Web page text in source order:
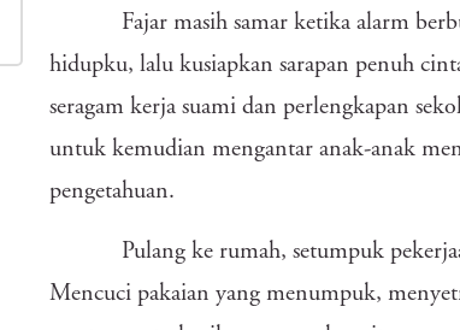
Fajar masih samar ketika alarm
hidupku, lalu kusiapkan sarapan penuh
seragam kerja suami dan perlengkapan
untuk kemudian mengantar anak-anak
pengetahuan.
Pulang ke rumah, setumpuk
Mencuci pakaian yang menumpuk,